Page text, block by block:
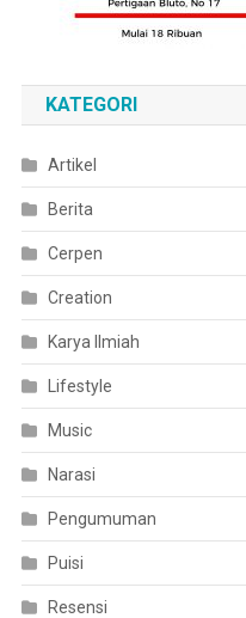
KATEGORI
Artikel
Berita
Cerpen
Creation
Karya Ilmiah
Lifestyle
Music
Narasi
Pengumuman
Puisi
Resensi